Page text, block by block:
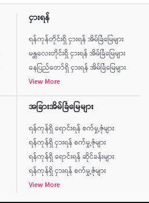
ငှားရန်
ရန်ကုန်တိုင်းရှိ ငှားရန် အိမ်ခြံမြေများ
မန္တလေးတိုင်းရှိ ငှားရန် အိမ်ခြံမြေများ
နေပြည်တော်ရှိ ငှားရန် အိမ်ခြံမြေများ
View More
အခြားအိမ်ခြံမြေများ
ရန်ကုန်ရှိ ရောင်းရန် စက်မှု့ဇုံများ
ရန်ကုန်ရှိ ငှားရန် စက်မှု့ဇုံများ
ရန်ကုန်ရှိ ရောင်းရန် ဆိုင်ခန်းများ
ရန်ကုန်ရှိ ငှားရန် စက်မှု့ဇုံများ
View More